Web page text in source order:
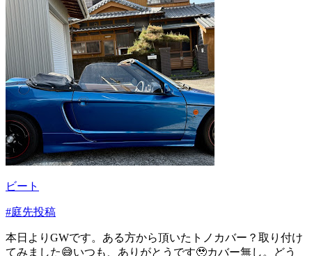
ビート
#庭先投稿
本日よりGWです。ある方から頂いたトノカバー？取り付け
てみました😅いつも、ありがとうです🥹カバー無し。どう